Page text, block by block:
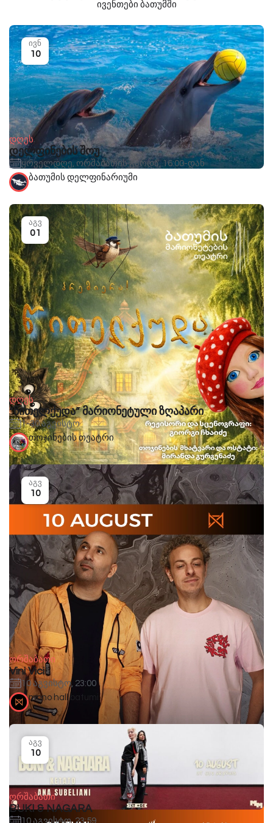
ივენთები ბათუმში
დღეს
დელფინების შოუ
ყოველდღე, ორშაბათის გარდა, 16:00-დან
ივნ
10
ბათუმის დელფინარიუმი
დღეს
“წითელქუდა” მარიონეტული ზღაპარი
1-30 აგვისტო
აგვ
01
თოჯინების თეატრი
ორშაბათი
Vini Vici
10 აგვისტო, 23:00
აგვ
10
mono hall batumi
ორშაბათი
BUKI & NAGARA
10 აგვისტო, 23:59
აგვ
10